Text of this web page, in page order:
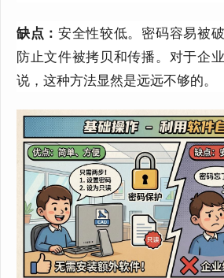
缺点：安全性较低。密码容易被
防止文件被拷贝和传播。对于企
说，这种方法显然是远远不够的。